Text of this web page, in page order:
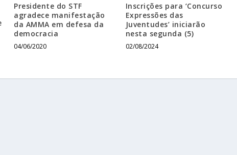
Presidente do STF
agradece manifestação
da AMMA em defesa da
democracia
04/06/2020
Inscrições para ‘Concurso
Expressões das
Juventudes’ iniciarão
nesta segunda (5)
02/08/2024